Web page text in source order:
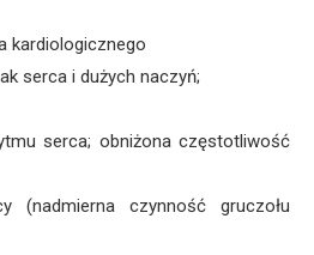
kardiologicznego
serca i dużych naczyń;
serca; obniżona częstotliwość
(nadmierna czynność gruczołu